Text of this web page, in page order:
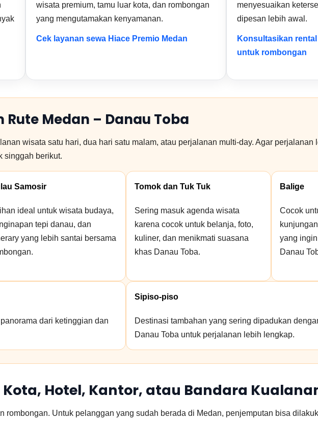
wisata premium, tamu luar kota, dan rombongan
yang mengutamakan kenyamanan.
Cek layanan sewa Hiace Premio Medan
menyesuaikan
dipesan lebih awal.
Konsultasikan
untuk rombongan
Medan – Danau Toba
wisata satu hari, dua hari satu malam, atau perjalanan multi-day. Agar perjalanan
singgah berikut.
Samosir
ideal untuk wisata budaya,
tepi danau, dan
yang lebih santai bersama
Tomok dan Tuk Tuk
Sering masuk agenda wisata
karena cocok untuk belanja, foto,
kuliner, dan menikmati suasana
khas Danau Toba.
Balige
Cocok
yang
Danau
dari ketinggian dan
Sipiso-piso
Destinasi tambahan yang sering dipadukan
Danau Toba untuk perjalanan lebih lengkap.
Hotel, Kantor, atau Bandara
rombongan. Untuk pelanggan yang sudah berada di Medan, penjemputan bisa